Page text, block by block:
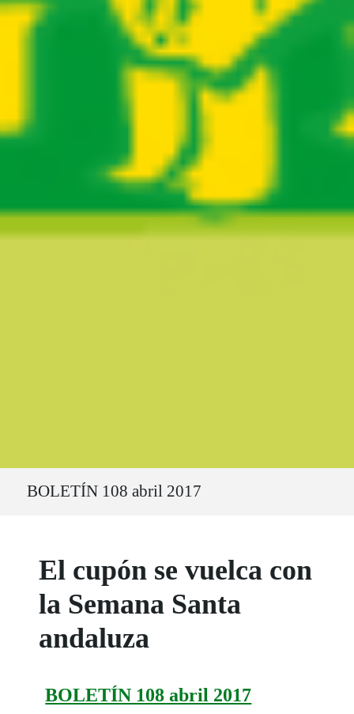
BOLETÍN 108 abril 2017
El cupón se vuelca con
la Semana Santa
andaluza
BOLETÍN 108 abril 2017